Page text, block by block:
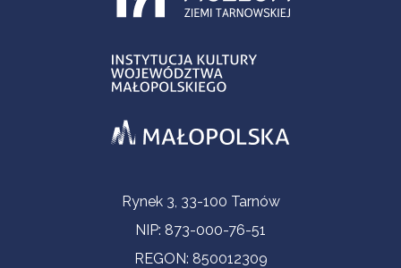
Informacje kontaktoweRynek 3, 33-100 Tarnów
NIP: 873-000-76-51
REGON: 850012309